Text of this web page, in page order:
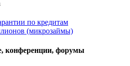
по кредитам
(микрозаймы)
конференции, форумы